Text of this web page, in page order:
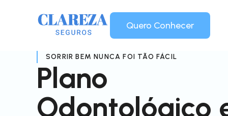
Quero Conhecer
SORRIR BEM NUNCA FOI TÃO FÁCIL
Plano
Odontológico